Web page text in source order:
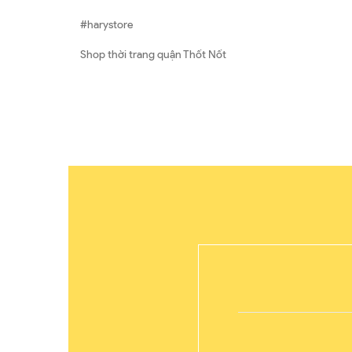
#harystore
Shop thời trang quận Thốt Nốt